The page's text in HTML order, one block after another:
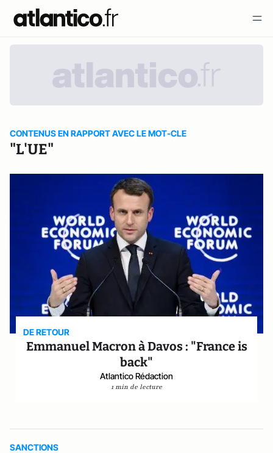
CONTENUS EN RAPPORT AVEC LE MOT-CLE
"L'UE"
DE RETOUR
Emmanuel Macron à Davos : "France is
back"
Atlantico Rédaction
1 min de lecture
SANCTIONS